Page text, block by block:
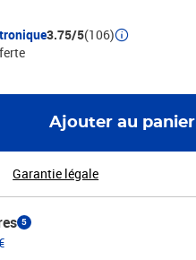
3.75/5(106)
Ajouter au panier
Garantie légale
5